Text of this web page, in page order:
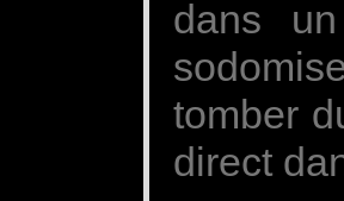
dans
tomber
direct